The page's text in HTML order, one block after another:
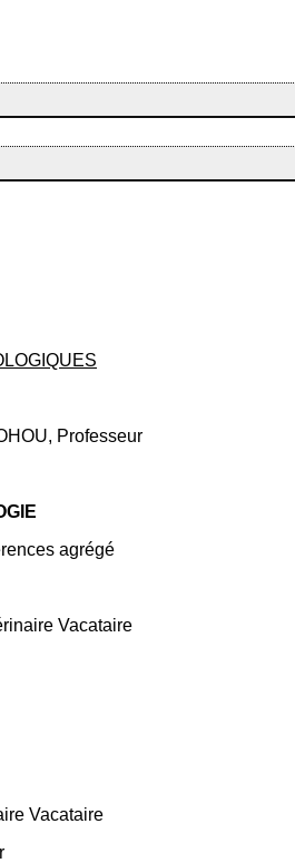
Professeur
agrégé
Vacataire
Vacataire